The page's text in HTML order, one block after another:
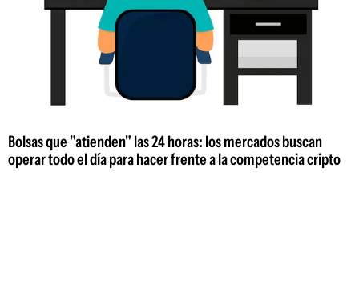
Bolsas que "atienden" las 24 horas: los mercados buscan
operar todo el día para hacer frente a la competencia cripto